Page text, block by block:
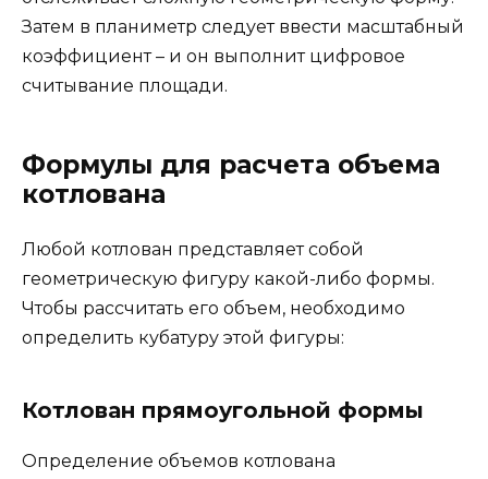
Затем в планиметр следует ввести масштабный
коэффициент – и он выполнит цифровое
считывание площади.
Формулы для расчета объема
котлована
Любой котлован представляет собой
геометрическую фигуру какой-либо формы.
Чтобы рассчитать его объем, необходимо
определить кубатуру этой фигуры:
Котлован прямоугольной формы
Определение объемов котлована